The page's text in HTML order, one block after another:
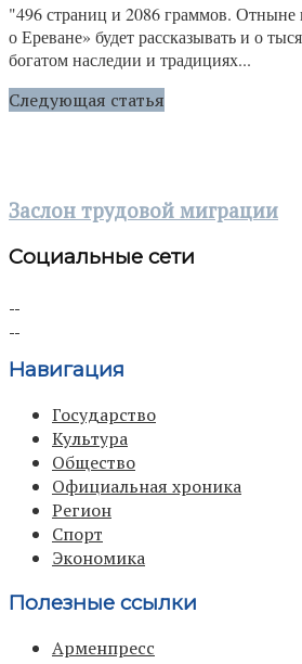
"496 страниц и 2086 граммов.
о Ереване» будет рассказывать и о
богатом наследии и традициях...
Следующая статья
Заслон трудовой миграции
Социальные сети
Навигация
Государство
Культура
Общество
Официальная хроника
Регион
Спорт
Экономика
Полезные ссылки
Арменпресс